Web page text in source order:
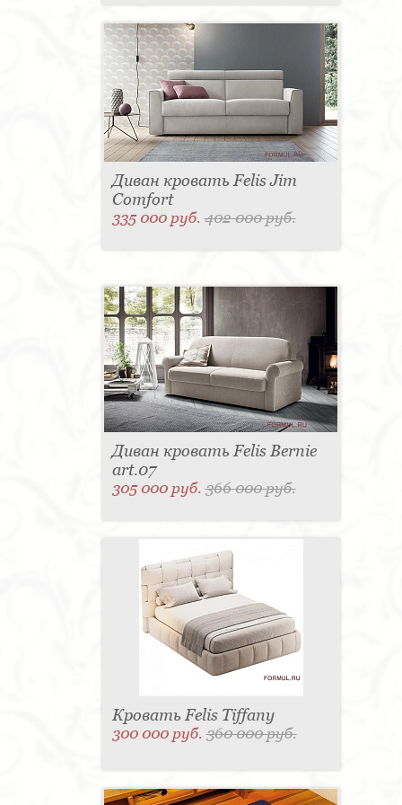
Диван кровать Felis Jim
Comfort
335 000 руб.402 000 руб.
Диван кровать Felis Bernie
art.07
305 000 руб.366 000 руб.
Кровать Felis Tiffany
300 000 руб.360 000 руб.